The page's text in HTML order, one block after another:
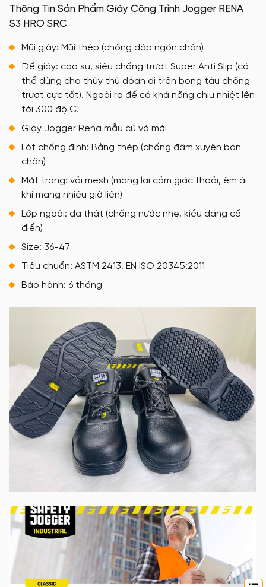
Thông Tin Sản Phẩm Giày Công Trình Jogger RENA
S3 HRO SRC
Mũi giày: Mũi thép (chống dập ngón chân)
Đế giày: cao su, siêu chống trượt Super Anti Slip (có
thể dùng cho thủy thủ đòan đi trên bong tàu chống
trượt cực tốt). Ngoài ra đế có khả năng chịu nhiệt lên
tới 300 độ C.
Giày Jogger Rena mẫu cũ và mới
Lót chống đinh: Bằng thép (chống đâm xuyên bàn
chân)
Mặt trong: vải mesh (mang lại cảm giác thoải, êm ái
khi mang nhiều giờ liền)
Lớp ngoài: da thật (chống nước nhẹ, kiểu dáng cổ
điển)
Size: 36-47
Tiêu chuẩn: ASTM 2413, EN ISO 20345:2011
Bảo hành: 6 tháng